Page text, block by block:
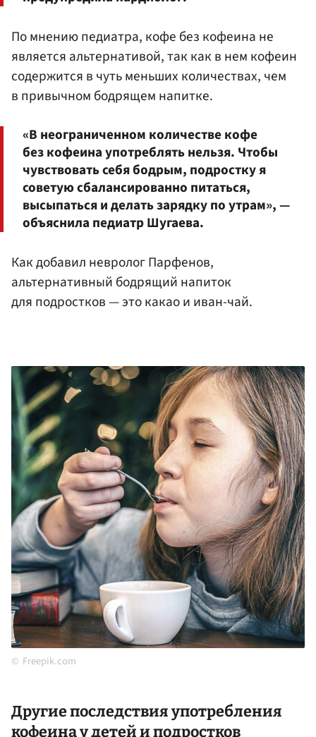
По мнению педиатра, кофе без кофеина не
является альтернативой, так как в нем кофеин
содержится в чуть меньших количествах, чем
в привычном бодрящем напитке.
«В неограниченном количестве кофе
без кофеина употреблять нельзя. Чтобы
чувствовать себя бодрым, подростку я
советую сбалансированно питаться,
высыпаться и делать зарядку по утрам», —
объяснила педиатр Шугаева.
Как добавил невролог Парфенов,
альтернативный бодрящий напиток
для подростков — это какао и иван-чай.
Freepik.com
Другие последствия употребления
кофеина у детей и подростков